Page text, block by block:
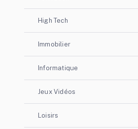
High Tech
Immobilier
Informatique
Jeux Vidéos
Loisirs